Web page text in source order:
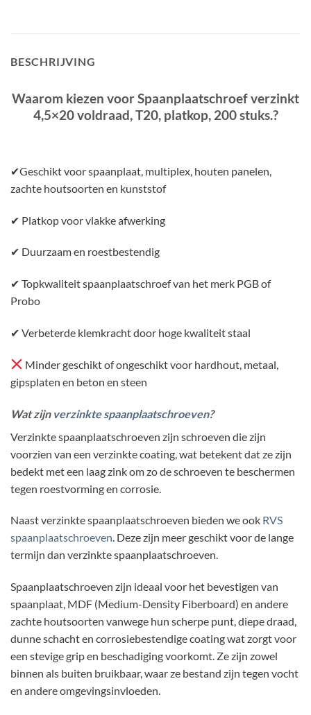
BESCHRIJVING
Waarom kiezen voor Spaanplaatschroef verzinkt
4,5×20 voldraad, T20, platkop, 200 stuks.?
✔Geschikt voor spaanplaat, multiplex, houten panelen,
zachte houtsoorten en kunststof
✔ Platkop voor vlakke afwerking
✔ Duurzaam en roestbestendig
✔ Topkwaliteit spaanplaatschroef van het merk PGB of
Probo
✔ Verbeterde klemkracht door hoge kwaliteit staal
Minder geschikt of ongeschikt voor hardhout, metaal,
gipsplaten en beton en steen
Wat zijn verzinkte spaanplaatschroeven?
Verzinkte spaanplaatschroeven zijn schroeven die zijn
voorzien van een verzinkte coating, wat betekent dat ze zijn
bedekt met een laag zink om zo de schroeven te beschermen
tegen roestvorming en corrosie.
Naast verzinkte spaanplaatschroeven bieden we ook RVS
spaanplaatschroeven. Deze zijn meer geschikt voor de lange
termijn dan verzinkte spaanplaatschroeven.
Spaanplaatschroeven zijn ideaal voor het bevestigen van
spaanplaat, MDF (Medium-Density Fiberboard) en andere
zachte houtsoorten vanwege hun scherpe punt, diepe draad,
dunne schacht en corrosiebestendige coating wat zorgt voor
een stevige grip en beschadiging voorkomt. Ze zijn zowel
binnen als buiten bruikbaar, waar ze bestand zijn tegen vocht
en andere omgevingsinvloeden.